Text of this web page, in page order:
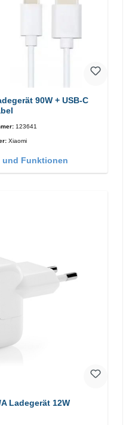
90W + USB-C
123641
Xiaomi
und Funktionen
Ladegerät 12W